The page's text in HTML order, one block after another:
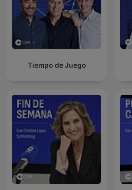
Tiempo de Juego